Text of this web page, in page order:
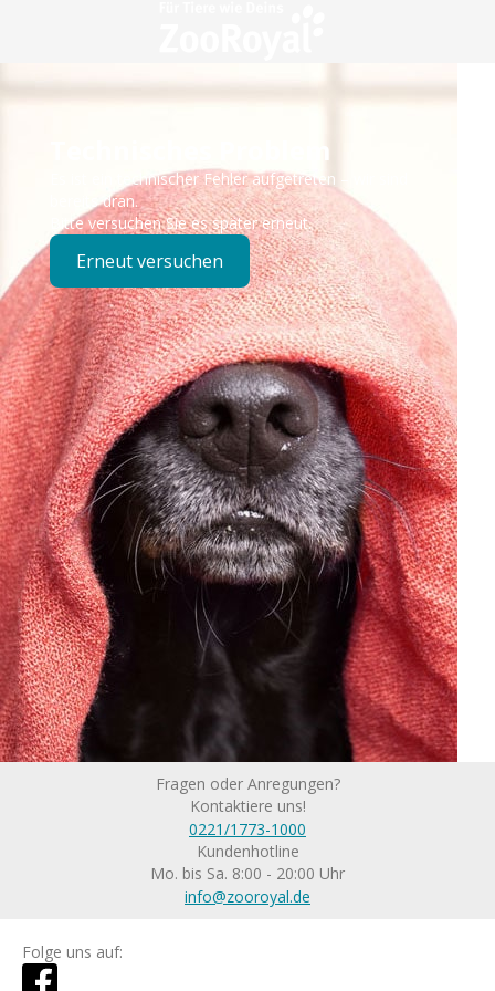
Technisches Problem
Es ist ein technischer Fehler aufgetreten – wir sind
bereits dran.
Bitte versuchen Sie es später erneut.
Erneut versuchen
Fragen oder Anregungen?
Kontaktiere uns!
0221/1773-1000
Kundenhotline
Mo. bis Sa. 8:00 - 20:00 Uhr
info@zooroyal.de
Folge uns auf: